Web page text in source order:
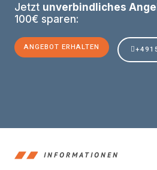
Jetzt unverbindliches
100€ sparen:
ANGEBOT ERHALTEN
INFORMATIONEN